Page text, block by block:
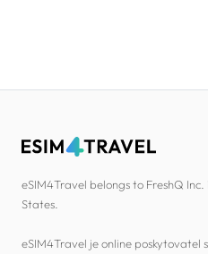
eSIM4Travel belongs to FreshQ
States.
eSIM4Travel je online poskytovatel